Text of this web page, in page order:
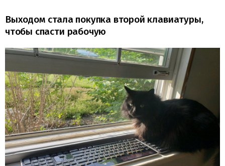
Выходом стала покупка второй клавиатуры,
чтобы спасти рабочую